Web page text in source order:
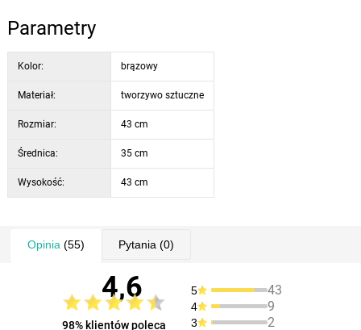
Parametry
Kolor: brązowy
Materiał: tworzywo sztuczne
Rozmiar: 43 cm
Średnica: 35 cm
Wysokość: 43 cm
Opinia (55) Pytania (0)
4,6
98% klientów poleca
5 43
4 9
3 2